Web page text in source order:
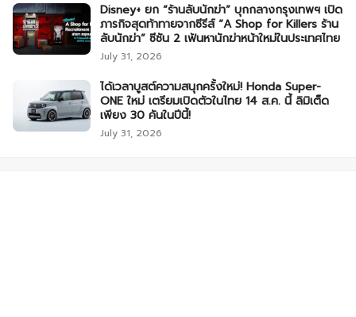
Disney+ ยก “ร้านลับนักฆ่า” บุกกลางกรุงเทพฯ เปิด
ภารกิจสุดท้าทายจากซีรีส์ “A Shop for Killers ร้าน
ลับนักฆ่า” ซีซัน 2 เฟ้นหานักฆ่าหน้าใหม่ในประเทศไทย
July 31, 2026
ได้เวลาบูสต์ความสนุกครั้งใหม่! Honda Super-
ONE ใหม่ เตรียมเปิดตัวในไทย 14 ส.ค. นี้ ลิมิเต็ด
เพียง 30 คันในปีนี้!
July 31, 2026